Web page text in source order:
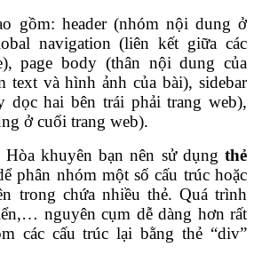
gồm: header (nhóm nội dung ở
navigation (liên kết giữa các
page body (thân nội dung của
text và hình ảnh của bài), sidebar
dọc hai bên trái phải trang web),
ở cuối trang web).
khuyên bạn nên sử dụng thẻ
phân nhóm một số cấu trúc hoặc
trong chứa nhiều thẻ. Quá trình
nguyên cụm dễ dàng hơn rất
các cấu trúc lại bằng thẻ “div”